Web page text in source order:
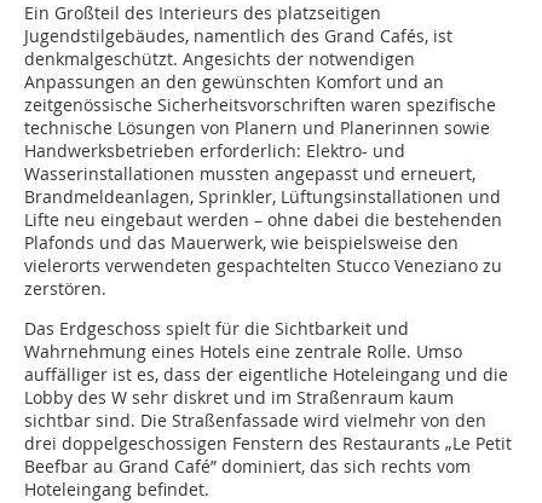
Ein Großteil des Interieurs des platzseitigen
Jugendstilgebäudes, namentlich des Grand Cafés, ist
denkmalgeschützt. Angesichts der notwendigen
Anpassungen an den gewünschten Komfort und an
zeitgenössische Sicherheitsvorschriften waren spezifische
technische Lösungen von Planern und Planerinnen sowie
Handwerksbetrieben erforderlich: Elektro- und
Wasserinstallationen mussten angepasst und erneuert,
Brandmeldeanlagen, Sprinkler, Lüftungsinstallationen und
Lifte neu eingebaut werden – ohne dabei die bestehenden
Plafonds und das Mauerwerk, wie beispielsweise den
vielerorts verwendeten gespachtelten Stucco Veneziano zu
zerstören.
Das Erdgeschoss spielt für die Sichtbarkeit und
Wahrnehmung eines Hotels eine zentrale Rolle. Umso
auffälliger ist es, dass der eigentliche Hoteleingang und die
Lobby des W sehr diskret und im Straßenraum kaum
sichtbar sind. Die Straßenfassade wird vielmehr von den
drei doppelgeschossigen Fenstern des Restaurants „Le Petit
Beefbar au Grand Café” dominiert, das sich rechts vom
Hoteleingang befindet.